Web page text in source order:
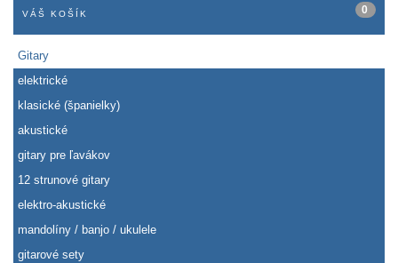
VÁŠ KOŠÍK 0
Gitary
elektrické
klasické (španielky)
akustické
gitary pre ľavákov
12 strunové gitary
elektro-akustické
mandolíny / banjo / ukulele
gitarové sety